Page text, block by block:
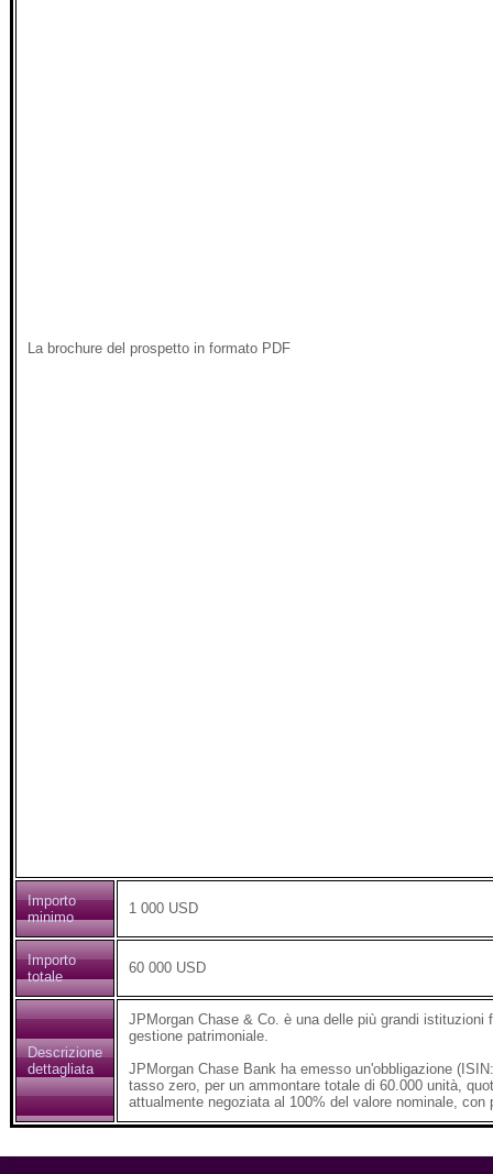
La brochure del prospetto in formato PDF
Importo
minimo
1 000 USD
Importo
totale
60 000 USD
Descrizione
dettagliata
JPMorgan Chase & Co. è una delle più grandi
gestione patrimoniale.
JPMorgan Chase Bank ha emesso un'obbligazione
tasso zero, per un ammontare totale di 60.000 unità,
attualmente negoziata al 100% del valore nominale,